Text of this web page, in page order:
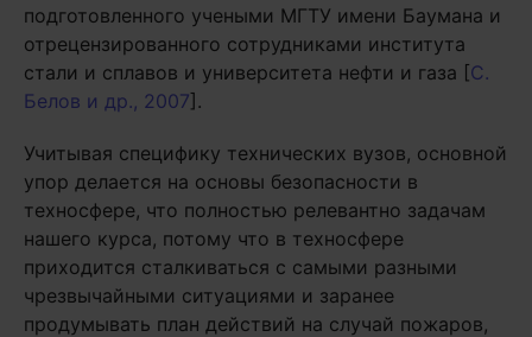
подготовленного учеными МГТУ имени Баумана и
отрецензированного сотрудниками института
стали и сплавов и университета нефти и газа [С.
Белов и др., 2007].
Учитывая специфику технических вузов, основной
упор делается на основы безопасности в
техносфере, что полностью релевантно задачам
нашего курса, потому что в техносфере
приходится сталкиваться с самыми разными
чрезвычайными ситуациями и заранее
продумывать план действий на случай пожаров,